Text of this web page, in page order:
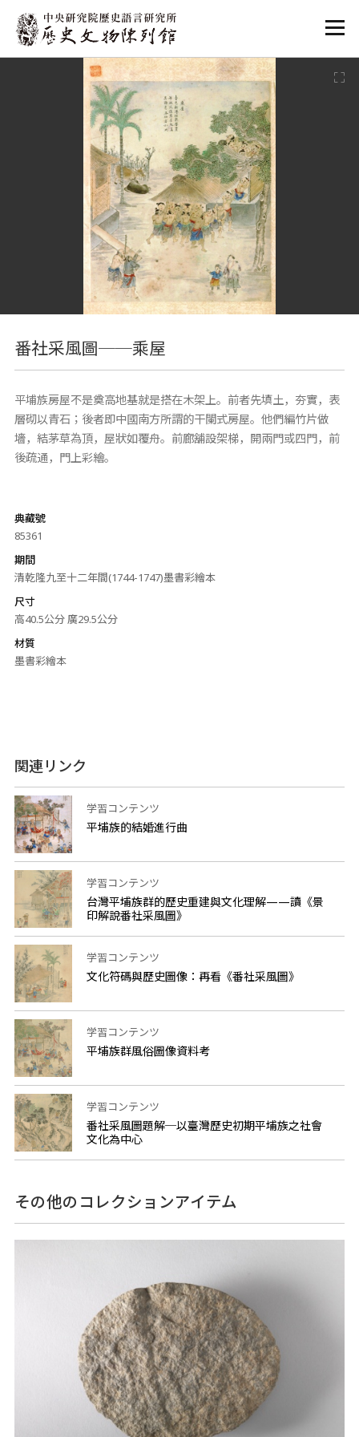
:::
番社采風圖──乘屋
平埔族房屋不是奠高地基就是搭在木架上。前者先填土，夯實，表
層砌以青石；後者即中國南方所謂的干闌式房屋。他們編竹片做
墻，結茅草為頂，屋狀如覆舟。前廊舖設架梯，開兩門或四門，前
後疏通，門上彩繪。
典藏號
85361
期間
清乾隆九至十二年間(1744-1747)墨書彩繪本
尺寸
高40.5公分 廣29.5公分
材質
墨書彩繪本
関連リンク
学習コンテンツ
平埔族的結婚進行曲
学習コンテンツ
台灣平埔族群的歷史重建與文化理解——讀《景
印解說番社采風圖》
学習コンテンツ
文化符碼與歷史圖像：再看《番社采風圖》
学習コンテンツ
平埔族群風俗圖像資料考
学習コンテンツ
番社采風圖題解─以臺灣歷史初期平埔族之社會
文化為中心
その他のコレクションアイテム